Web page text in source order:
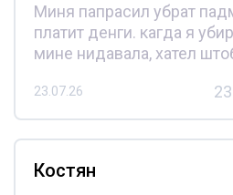
Миня папрасил убрат
платит денги. кагда я
мине нидавала, хател
23.07.26
Костян